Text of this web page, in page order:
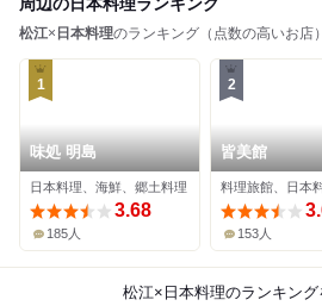
周辺の日本料理ランキング
松江× 日本料理のランキング（点数の高いお店
1
味処 明島
日本料理、海鮮、郷土料理
3.68
185人
2
皆美館
料理旅館、日本
153人
松江×日本料理のランキン